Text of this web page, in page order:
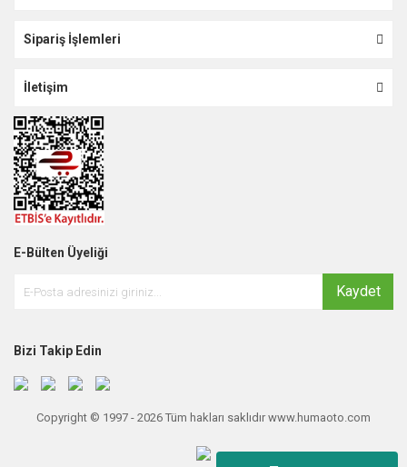
Sipariş İşlemleri
İletişim
E-Bülten Üyeliği
Kaydet
Bizi Takip Edin
Copyright © 1997 - 2026 Tüm hakları saklıdır www.humaoto.com